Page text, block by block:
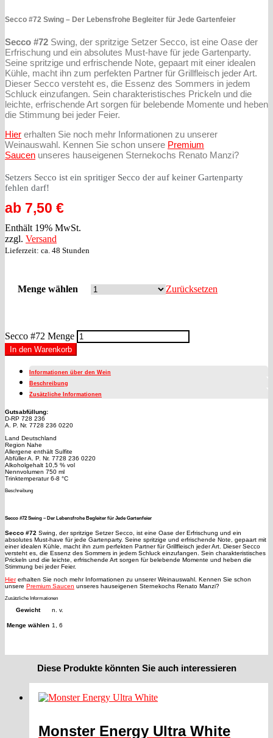
Secco #72 Swing – Der Lebensfrohe Begleiter für Jede Gartenfeier
Secco #72 Swing, der spritzige Setzer Secco, ist eine Oase der
Erfrischung und ein absolutes Must-have für jede Gartenparty.
Seine spritzige und erfrischende Note, gepaart mit einer idealen
Kühle, macht ihn zum perfekten Partner für Grillfleisch jeder Art.
Dieser Secco versteht es, die Essenz des Sommers in jedem
Schluck einzufangen. Sein charakteristisches Prickeln und die
leichte, erfrischende Art sorgen für belebende Momente und heben
die Stimmung bei jeder Feier.
Hier erhalten Sie noch mehr Informationen zu unserer
Weinauswahl. Kennen Sie schon unsere Premium
Saucen unseres hauseigenen Sternekochs Renato Manzi?
Setzers Secco ist ein spritiger Secco der auf keiner Gartenparty
fehlen darf!
ab 7,50 €
Enthält 19% MwSt.
zzgl. Versand
Lieferzeit: ca. 48 Stunden
Menge wählen Zurücksetzen
Secco #72 Menge
In den Warenkorb
Informationen über den Wein
Beschreibung
Zusätzliche Informationen
Gutsabfüllung:
D-RP 728 236
A. P. Nr. 7728 236 0220
Land Deutschland
Region Nahe
Allergene enthält Sulfite
Abfüller A. P. Nr. 7728 236 0220
Alkoholgehalt 10,5 % vol
Nennvolumen 750 ml
Trinktemperatur 6-8 °C
Beschreibung
Secco #72 Swing – Der Lebensfrohe Begleiter für Jede Gartenfeier
Secco #72 Swing, der spritzige Setzer Secco, ist eine Oase der Erfrischung und ein
absolutes Must-have für jede Gartenparty. Seine spritzige und erfrischende Note, gepaart mit
einer idealen Kühle, macht ihn zum perfekten Partner für Grillfleisch jeder Art. Dieser Secco
versteht es, die Essenz des Sommers in jedem Schluck einzufangen. Sein charakteristisches
Prickeln und die leichte, erfrischende Art sorgen für belebende Momente und heben die
Stimmung bei jeder Feier.
Hiererhalten Sie noch mehr Informationen zu unserer Weinauswahl. Kennen Sie schon
unsere Premium Saucen unseres hauseigenen Sternekochs Renato Manzi?
Zusätzliche Informationen
Gewicht n. v.
Menge wählen 1, 6
Diese Produkte könnten Sie auch interessieren
Monster Energy Ultra White